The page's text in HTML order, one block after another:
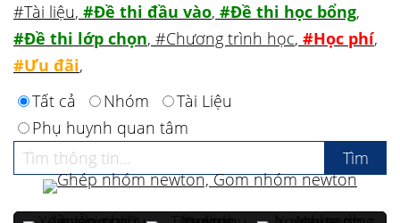
#Tài liệu, #Đề thi đầu vào, #Đề thi học bổng,
#Đề thi lớp chọn, #Chương trình học, #Học phí,
#Ưu đãi,
Tất cả
Nhóm
Tài Liệu
Phụ huynh quan tâm